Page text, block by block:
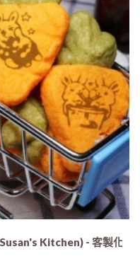
Kitchen) - 客製化